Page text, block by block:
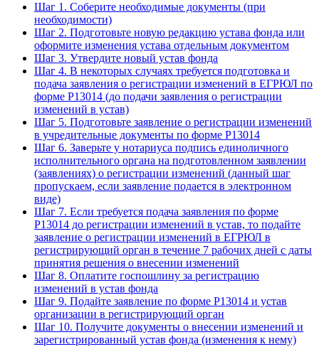
Шаг 1. Соберите необходимые документы (при
необходимости)
Шаг 2. Подготовьте новую редакцию устава фонда или
оформите изменения устава отдельным документом
Шаг 3. Утвердите новый устав фонда
Шаг 4. В некоторых случаях требуется подготовка и
подача заявления о регистрации изменений в ЕГРЮЛ по
форме Р13014 (до подачи заявления о регистрации
изменений в устав)
Шаг 5. Подготовьте заявление о регистрации изменений
в учредительные документы по форме Р13014
Шаг 6. Заверьте у нотариуса подпись единоличного
исполнительного органа на подготовленном заявлении
(заявлениях) о регистрации изменений (данный шаг
пропускаем, если заявление подается в электронном
виде)
Шаг 7. Если требуется подача заявления по форме
P13014 до регистрации изменений в устав, то подайте
заявление о регистрации изменений в ЕГРЮЛ в
регистрирующий орган в течение 7 рабочих дней с даты
принятия решения о внесении изменений
Шаг 8. Оплатите госпошлину за регистрацию
изменений в устав фонда
Шаг 9. Подайте заявление по форме Р13014 и устав
организации в регистрирующий орган
Шаг 10. Получите документы о внесении изменений и
зарегистрированный устав фонда (изменения к нему)